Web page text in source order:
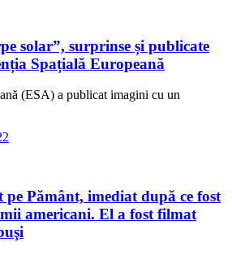
solar”, surprinse și publicate
Spațială Europeană
(ESA) a publicat imagini cu un
pe Pământ, imediat după ce fost
americani. El a fost filmat